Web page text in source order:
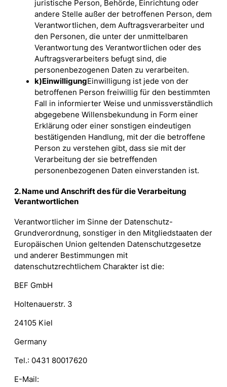
juristische Person, Behörde, Einrichtung oder
andere Stelle außer der betroffenen Person, dem
Verantwortlichen, dem Auftragsverarbeiter und
den Personen, die unter der unmittelbaren
Verantwortung des Verantwortlichen oder des
Auftragsverarbeiters befugt sind, die
personenbezogenen Daten zu verarbeiten.
k)EinwilligungEinwilligung ist jede von der
betroffenen Person freiwillig für den bestimmten
Fall in informierter Weise und unmissverständlich
abgegebene Willensbekundung in Form einer
Erklärung oder einer sonstigen eindeutigen
bestätigenden Handlung, mit der die betroffene
Person zu verstehen gibt, dass sie mit der
Verarbeitung der sie betreffenden
personenbezogenen Daten einverstanden ist.
2. Name und Anschrift des für die Verarbeitung
Verantwortlichen
Verantwortlicher im Sinne der Datenschutz-
Grundverordnung, sonstiger in den Mitgliedstaaten der
Europäischen Union geltenden Datenschutzgesetze
und anderer Bestimmungen mit
datenschutzrechtlichem Charakter ist die:
BEF GmbH
Holtenauerstr. 3
24105 Kiel
Germany
Tel.: 0431 80017620
E-Mail: